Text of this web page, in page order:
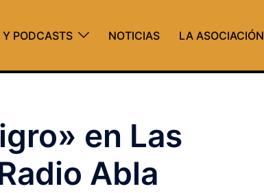
Y PODCASTS NOTICIAS LA ASOCIACIÓN
en Las
Abla